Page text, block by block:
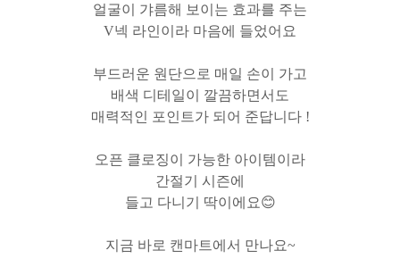
얼굴이 갸름해 보이는 효과를 주는
V넥 라인이라 마음에 들었어요
부드러운 원단으로 매일 손이 가고
배색 디테일이 깔끔하면서도
매력적인 포인트가 되어 준답니다 !
오픈 클로징이 가능한 아이템이라
간절기 시즌에
들고 다니기 딱이에요😊
지금 바로 캔마트에서 만나요~